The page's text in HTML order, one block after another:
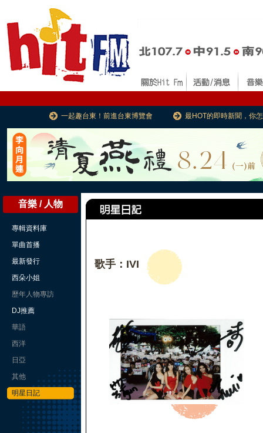
一起趣台東！前進台東博覽會 最HOT的即時新聞，你
音樂 / 人物
專輯資料庫
單曲首播
最新發行
西朵小姐
歷年人物專訪
DJ推薦
華語
西洋
日亞
其他
明星日記
歌手：IVI